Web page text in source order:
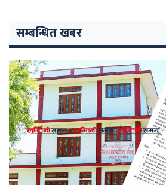
सम्बन्धित खबर